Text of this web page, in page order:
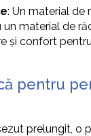
: Un material de
material de
și confort
pentru
prelungit, o